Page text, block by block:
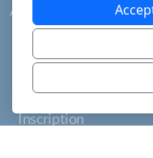
À propos de
Beehives
La Ferrière
Inscription